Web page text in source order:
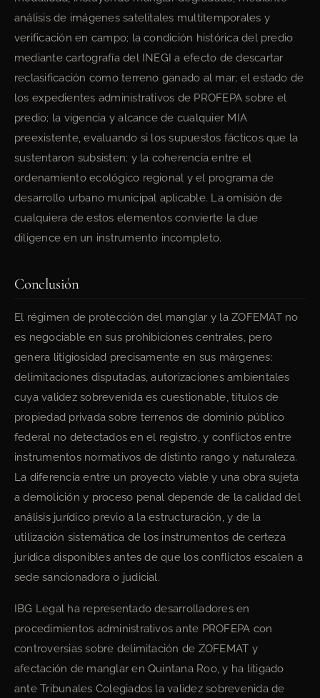
análisis de imágenes satelitales multitemporales y
verificación en campo; la condición histórica del predio
mediante cartografía del INEGI a efecto de descartar
reclasificación como terreno ganado al mar; el estado de
los expedientes administrativos de PROFEPA sobre el
predio; la vigencia y alcance de cualquier MIA
preexistente, evaluando si los supuestos fácticos que la
sustentaron subsisten; y la coherencia entre el
ordenamiento ecológico regional y el programa de
desarrollo urbano municipal aplicable. La omisión de
cualquiera de estos elementos convierte la due
diligence en un instrumento incompleto.
Conclusión
El régimen de protección del manglar y la ZOFEMAT no
es negociable en sus prohibiciones centrales, pero
genera litigiosidad precisamente en sus márgenes:
delimitaciones disputadas, autorizaciones ambientales
cuya validez sobrevenida es cuestionable, títulos de
propiedad privada sobre terrenos de dominio público
federal no detectados en el registro, y conflictos entre
instrumentos normativos de distinto rango y naturaleza.
La diferencia entre un proyecto viable y una obra sujeta
a demolición y proceso penal depende de la calidad del
análisis jurídico previo a la estructuración, y de la
utilización sistemática de los instrumentos de certeza
jurídica disponibles antes de que los conflictos escalen a
sede sancionadora o judicial.
IBG Legal ha representado desarrolladores en
procedimientos administrativos ante PROFEPA con
controversias sobre delimitación de ZOFEMAT y
afectación de manglar en Quintana Roo, y ha litigado
ante Tribunales Colegiados la validez sobrevenida de